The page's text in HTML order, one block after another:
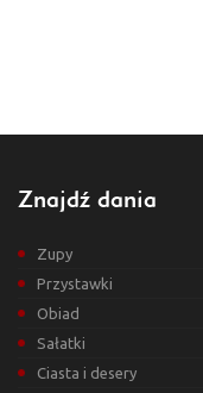
Znajdź dania
Zupy
Przystawki
Obiad
Sałatki
Ciasta i desery